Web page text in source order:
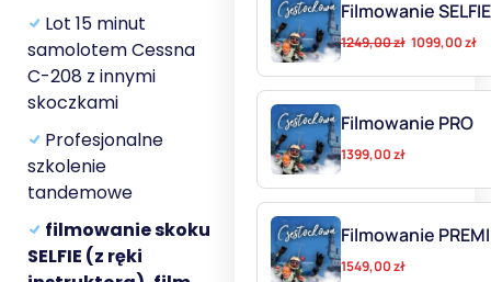
Lot 15 minut
samolotem Cessna
C-208 z innymi
skoczkami
Profesjonalne
szkolenie
tandemowe
filmowanie skoku
SELFIE (z ręki
Filmowanie SELFIE
1249,00zł 1099,00zł
Filmowanie PRO
1399,00zł
Filmowanie
1549,00zł